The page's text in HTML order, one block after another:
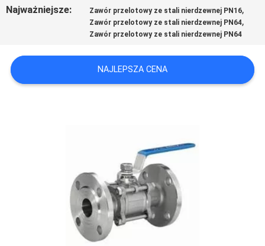
POPROSIĆ
WYCENĘ
SITEMAP
Najważniejsze: Zawór przelotowy ze stali nierdzewnej PN16,
Zawór przelotowy ze stali nierdzewnej PN64,
Zawór przelotowy ze stali nierdzewnej PN64
NAJLEPSZA CENA